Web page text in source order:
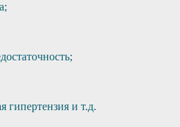
гипертензия и т.д.